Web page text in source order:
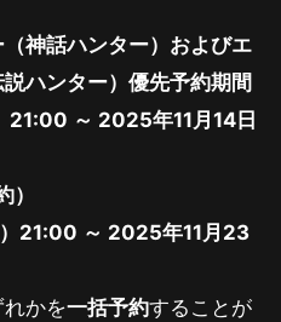
神話ハンター）およびエ
ハンター）優先予約期間
21:00 ～ 2025年11月14日
21:00 ～ 2025年11月23
かを一括予約することが